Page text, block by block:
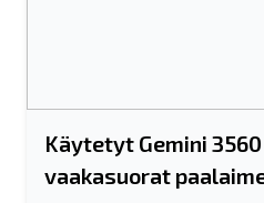
Käytetyt Gemini
vaakasuorat